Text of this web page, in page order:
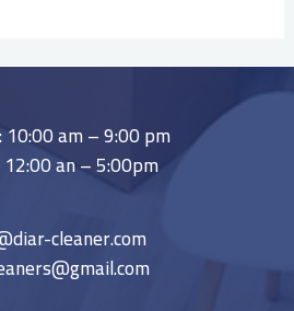
10:00 am – 9:00 pm
12:00 an – 5:00pm
cleaner.com